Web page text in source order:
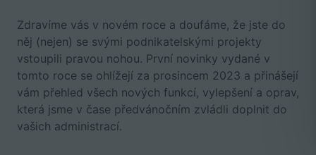
Zdravíme vás v novém roce a doufáme, že jste do
něj (nejen) se svými podnikatelskými projekty
vstoupili pravou nohou. První novinky vydané v
tomto roce se ohlížejí za prosincem 2023 a přinášejí
vám přehled všech nových funkcí, vylepšení a oprav,
která jsme v čase předvánočním zvládli doplnit do
vašich administrací.